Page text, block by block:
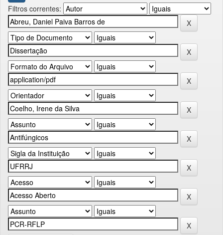
Filtros correntes: